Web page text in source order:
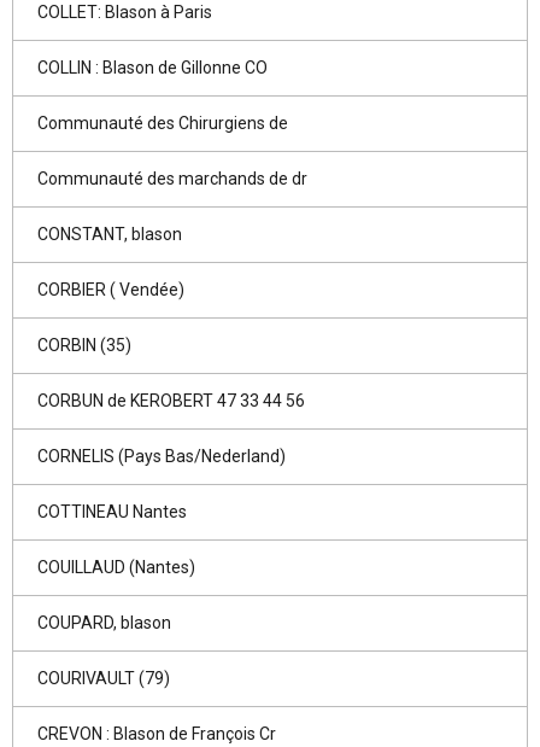
COLLET: Blason à Paris
COLLIN : Blason de Gillonne CO
Communauté des Chirurgiens de
Communauté des marchands de dr
CONSTANT, blason
CORBIER ( Vendée)
CORBIN (35)
CORBUN de KEROBERT 47 33 44 56
CORNELIS (Pays Bas/Nederland)
COTTINEAU Nantes
COUILLAUD (Nantes)
COUPARD, blason
COURIVAULT (79)
CREVON : Blason de François Cr